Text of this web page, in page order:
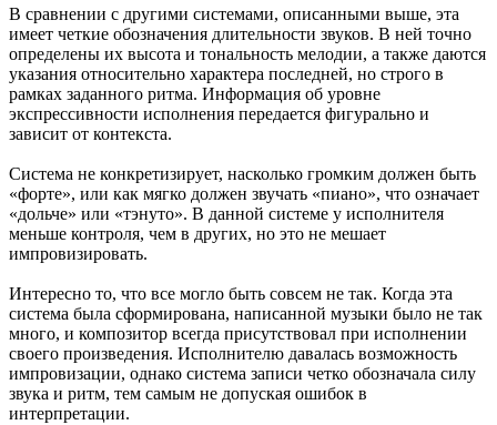
В сравнении с другими системами, описанными выше, эта
имеет четкие обозначения длительности звуков. В ней точно
определены их высота и тональность мелодии, а также даются
указания относительно характера последней, но строго в
рамках заданного ритма. Информация об уровне
экспрессивности исполнения передается фигурально и
зависит от контекста.
Система не конкретизирует, насколько громким должен быть
«форте», или как мягко должен звучать «пиано», что означает
«дольче» или «тэнуто». В данной системе у исполнителя
меньше контроля, чем в других, но это не мешает
импровизировать.
Интересно то, что все могло быть совсем не так. Когда эта
система была сформирована, написанной музыки было не так
много, и композитор всегда присутствовал при исполнении
своего произведения. Исполнителю давалась возможность
импровизации, однако система записи четко обозначала силу
звука и ритм, тем самым не допуская ошибок в
интерпретации.